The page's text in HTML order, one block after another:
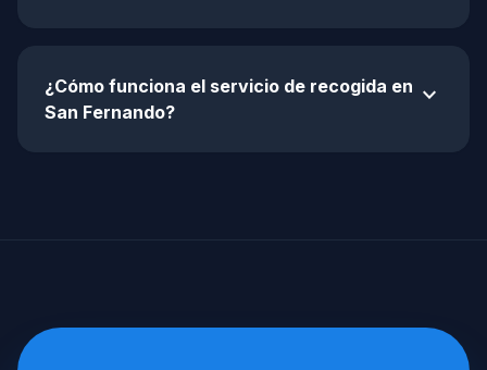
¿Cómo funciona el servicio de recogida en
San Fernando?
expand_more